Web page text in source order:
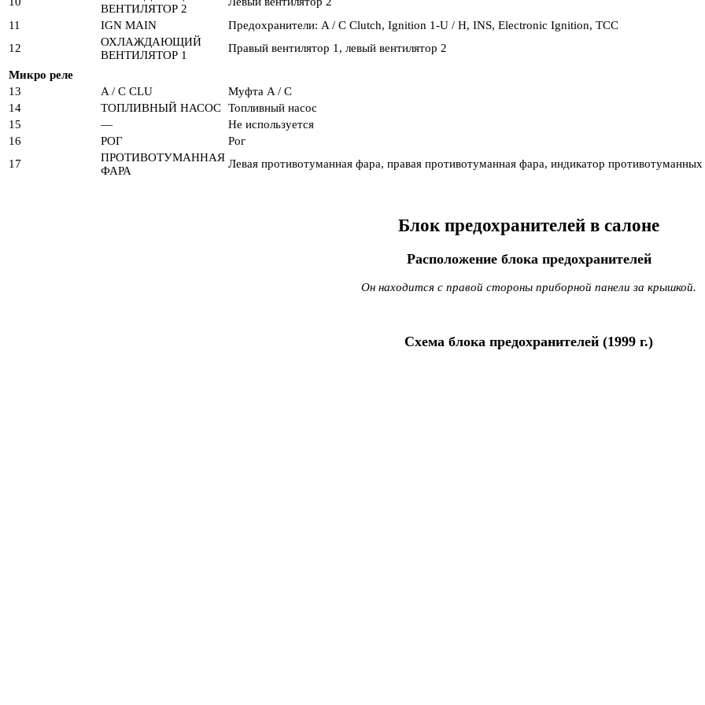
ВЕНТИЛЯТОР 2
11
IGN MAIN
Предохранители: A / C Clutch, Ignition 1-U / H, INS, Electronic Ignition, TCC
12
ОХЛАЖДАЮЩИЙ
ВЕНТИЛЯТОР 1
Правый вентилятор 1, левый вентилятор 2
Микро реле
13
A / C CLU
Муфта A / C
14
ТОПЛИВНЫЙ НАСОС Топливный насос
15
—
Не используется
16
РОГ
Рог
17
ПРОТИВОТУМАННАЯ
ФАРА
Левая противотуманная фара, правая противотуманная фара, индикатор
Блок предохранителей в салоне
Расположение блока предохранителей
Он находится с правой стороны приборной панели за крышкой.
Схема блока предохранителей (1999 г.)